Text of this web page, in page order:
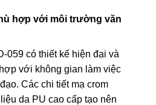
hợp với môi trường văn
059 có thiết kế hiện đại và
với không gian làm việc
Các chi tiết mạ crom
da PU cao cấp tạo nên